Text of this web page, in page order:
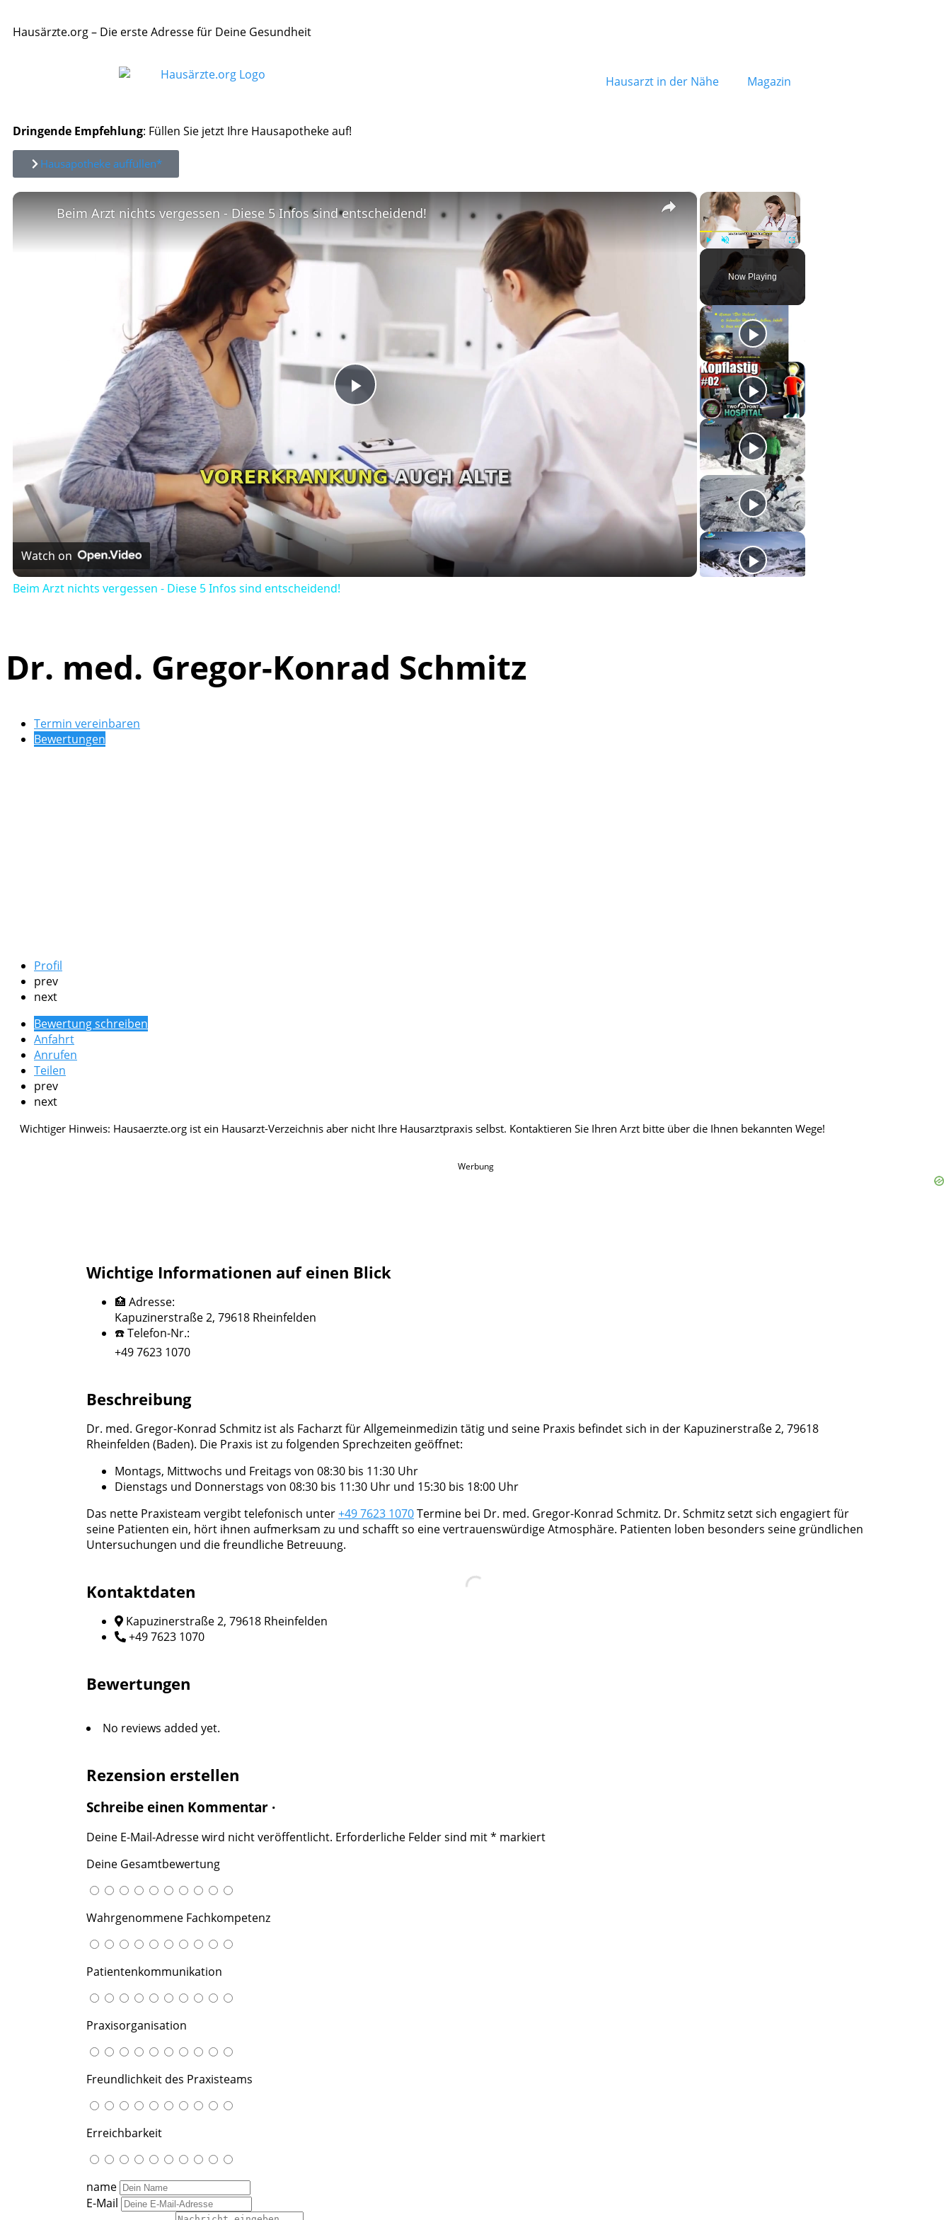
Hausärzte.org – Die erste Adresse für Deine Gesundheit
Hausarzt in der Nähe Magazin
Dringende Empfehlung: Füllen Sie jetzt Ihre Hausapotheke auf!
Hausapotheke auffüllen*
×
Unmute Fullscreen
Now Playing
×
Play
Video
Beim Arzt nichts vergessen - Diese 5 Infos sind entscheidend!
Watch on
Beim Arzt nichts vergessen - Diese 5 Infos sind entscheidend!
Dr. med. Gregor-Konrad Schmitz
Termin vereinbaren
Bewertungen
Profil
prev
next
Bewertung schreiben
Anfahrt
Anrufen
Teilen
prev
next
Werbung
Wichtige Informationen auf einen Blick
🏥 Adresse:
Kapuzinerstraße 2, 79618 Rheinfelden
☎️ Telefon-Nr.:
+49 7623 1070
Beschreibung
Dr. med. Gregor-Konrad Schmitz ist als Facharzt für Allgemeinmedizin tätig und seine Praxis befindet sich in der Kapuzinerstraße 2, 79618
Rheinfelden (Baden). Die Praxis ist zu folgenden Sprechzeiten geöffnet:
Montags, Mittwochs und Freitags von 08:30 bis 11:30 Uhr
Dienstags und Donnerstags von 08:30 bis 11:30 Uhr und 15:30 bis 18:00 Uhr
Das nette Praxisteam vergibt telefonisch unter+49 7623 1070Termine bei Dr. med. Gregor-Konrad Schmitz. Dr. Schmitz setzt sich engagiert für
seine Patienten ein, hört ihnen aufmerksam zu und schafft so eine vertrauenswürdige Atmosphäre. Patienten loben besonders seine gründlichen
Untersuchungen und die freundliche Betreuung.
Kontaktdaten
Kapuzinerstraße 2, 79618 Rheinfelden
+49 7623 1070
Bewertungen
No reviews added yet.
Rezension erstellen
Schreibe einen Kommentar ·
Deine E-Mail-Adresse wird nicht veröffentlicht. Erforderliche Felder sind mit* markiert
Deine Gesamtbewertung
Wahrgenommene Fachkompetenz
Patientenkommunikation
Praxisorganisation
Freundlichkeit des Praxisteams
Erreichbarkeit
name
E-Mail